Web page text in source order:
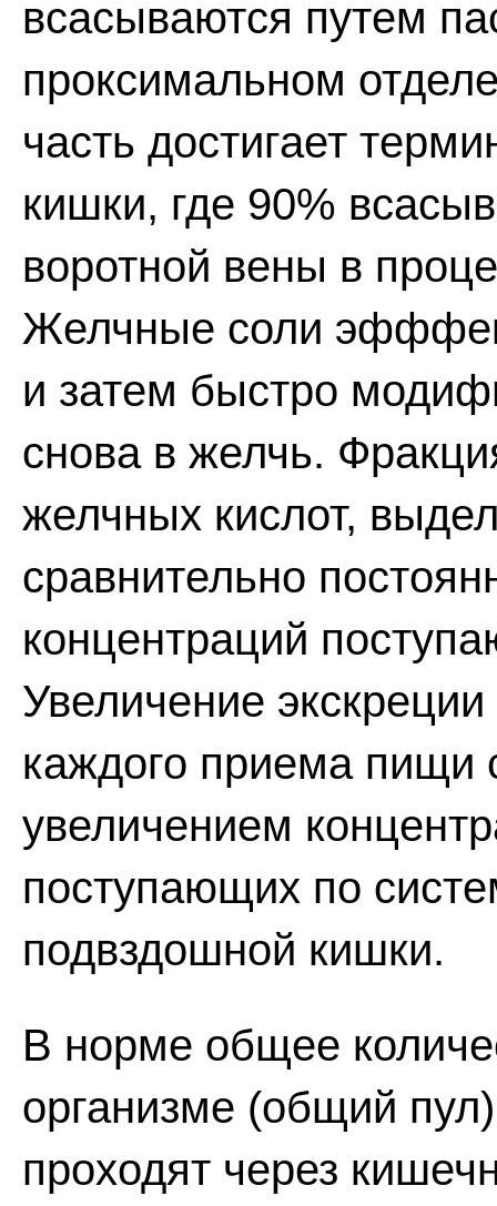
всасываются путем
проксимальном
часть достигает
кишки, где 90%
воротной вены в
Желчные соли
и затем быстро
снова в желчь.
желчных кислот,
сравнительно
концентраций
Увеличение
каждого приема пищи
увеличением
поступающих по
подвздошной кишки.
В норме общее
организме (общий
проходят через